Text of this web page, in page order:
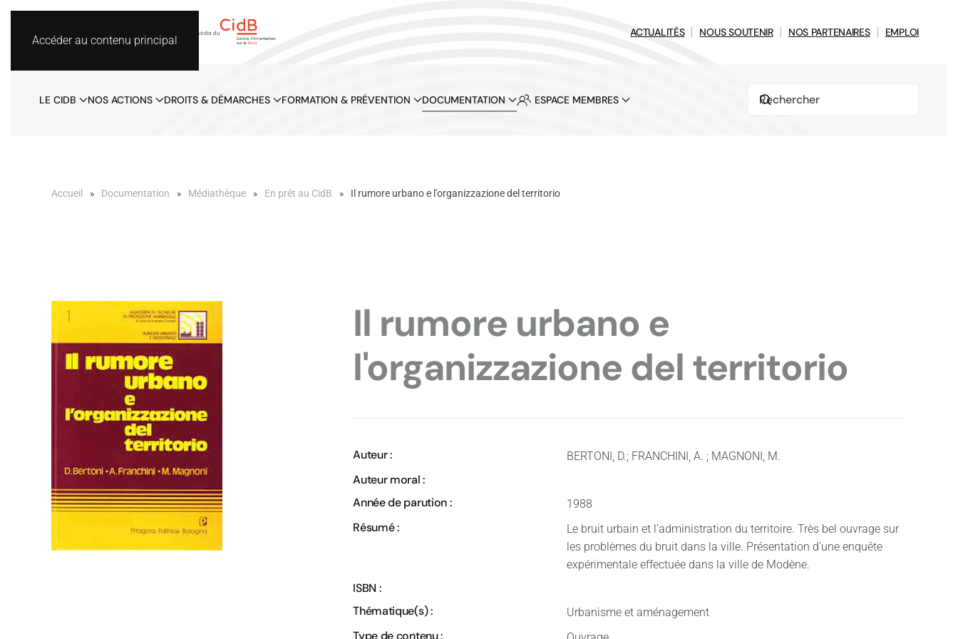
Accéder au contenu principal
ACTUALITÉS NOUS SOUTENIR NOS PARTENAIRES EMPLOI
LE CIDB NOS ACTIONS DROITS & DÉMARCHES FORMATION & PRÉVENTION DOCUMENTATION ESPACE MEMBRES
Accueil Documentation Médiathèque En prêt au CidB Il rumore urbano e l'organizzazione del territorio
Il rumore urbano e
l'organizzazione del territorio
Auteur : BERTONI, D.; FRANCHINI, A. ; MAGNONI, M.
Auteur moral :
Année de parution :
1988
Résumé :
Le bruit urbain et l'administration du territoire. Très bel ouvrage sur
les problèmes du bruit dans la ville. Présentation d'une enquête
expérimentale effectuée dans la ville de Modène.
ISBN :
Thématique(s) :
Urbanisme et aménagement
Type de contenu :